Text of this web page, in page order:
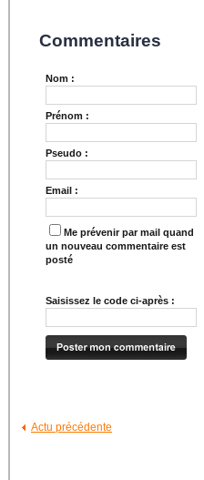
Commentaires
Nom :
Prénom :
Pseudo :
Email :
Me prévenir par mail quand
un nouveau commentaire est
posté
Saisissez le code ci-après :
Actu précédente